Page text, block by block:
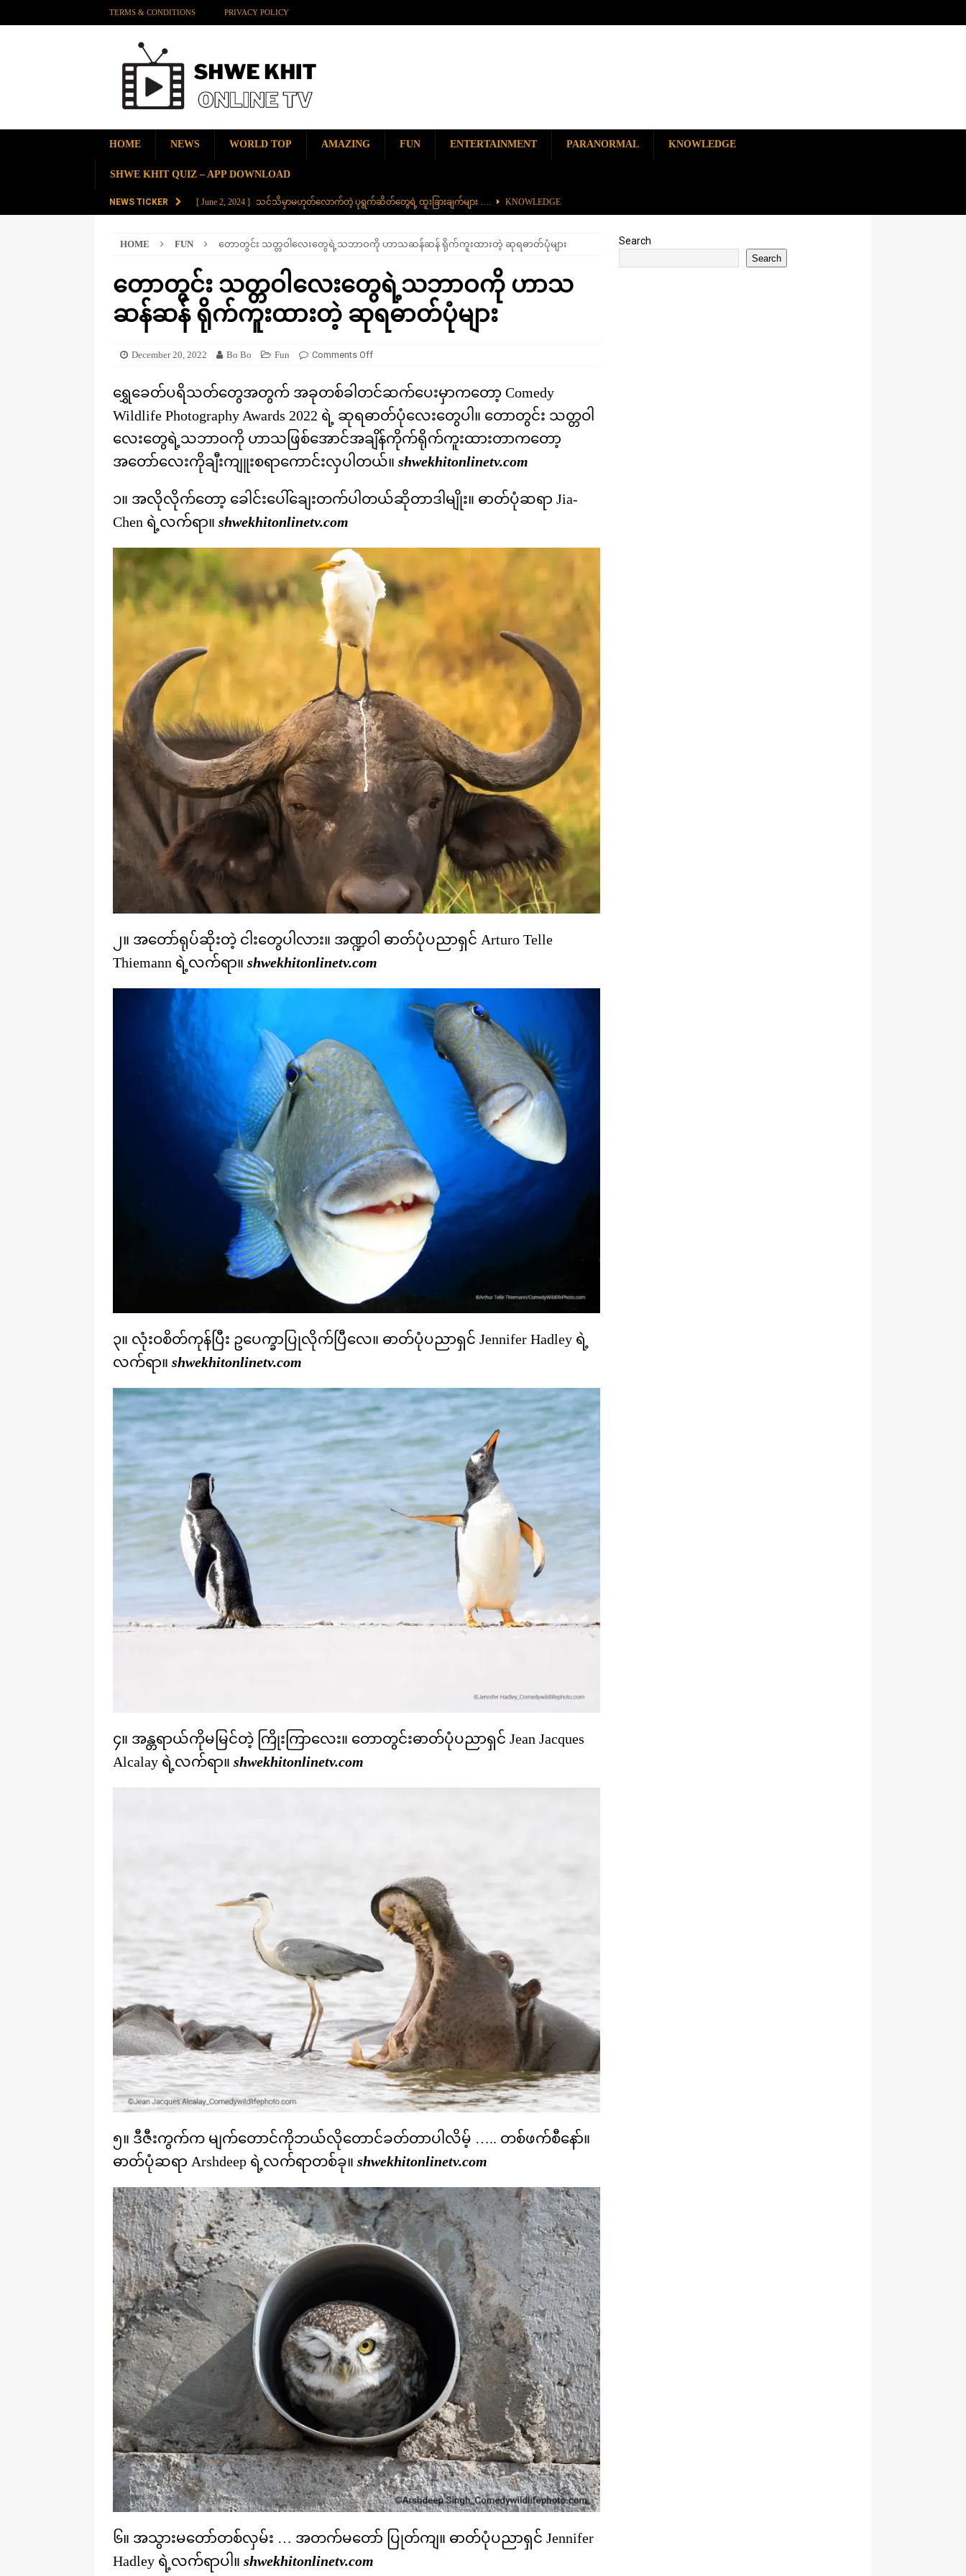
TERMS & CONDITIONS PRIVACY POLICY
HOME NEWS WORLD TOP AMAZING FUN ENTERTAINMENT PARANORMAL KNOWLEDGE
SHWE KHIT QUIZ – APP DOWNLOAD
NEWS TICKER [ June 2, 2024 ] သင်သိမှာမဟုတ်လောက်တဲ့ ပုရွက်ဆိတ်တွေရဲ့ ထူးခြားချက်များ …. KNOWLEDGE
[ November 28, 2023 ] ကမ္ဘာပေါ်မှာ တစ်ခုတည်းရှိတဲ့ စိတ်ကူးယဉ်ဆန်ဆန် ရေအောက်ပန်းခြံ
[ November 28, 2023 ] တွဲပေါင်း (၆၀၀) ကျော်နဲ့ ကမ္ဘာ့အရှည်ဆုံး မီးရထားကြီး KNOWLEDGE
[ August 20, 2025 ] ဒိုင်နိုဆောတွေကို မျိုးတုံးစေခဲ့တဲ့ ဥက္ကာခဲကြီးရဲ့ အဖျက်စွမ်းအား ဘယ်လောက်ရှိခဲ့လဲ
KNOWLEDGE
HOME FUN တောတွင်း သတ္တဝါလေးတွေရဲ့သဘာဝကို ဟာသဆန်ဆန် ရိုက်ကူးထားတဲ့ ဆုရဓာတ်ပုံများ
တောတွင်း သတ္တဝါလေးတွေရဲ့သဘာဝကို ဟာသ
ဆန်ဆန် ရိုက်ကူးထားတဲ့ ဆုရဓာတ်ပုံများ
December 20, 2022 Bo Bo Fun Comments Off
ရွှေခေတ်ပရိသတ်တွေအတွက် အခုတစ်ခါတင်ဆက်ပေးမှာကတော့ Comedy
Wildlife Photography Awards 2022 ရဲ့ ဆုရဓာတ်ပုံလေးတွေပါ။ တောတွင်း သတ္တဝါ
လေးတွေရဲ့သဘာဝကို ဟာသဖြစ်အောင်အချိန်ကိုက်ရိုက်ကူးထားတာကတော့
အတော်လေးကိုချီးကျူးစရာကောင်းလှပါတယ်။ shwekhitonlinetv.com
၁။ အလိုလိုက်တော့ ခေါင်းပေါ်ချေးတက်ပါတယ်ဆိုတာဒါမျိုး။ ဓာတ်ပုံဆရာ Jia-
Chen ရဲ့လက်ရာ။ shwekhitonlinetv.com
၂။ အတော်ရုပ်ဆိုးတဲ့ ငါးတွေပါလား။ အဏ္ဍဝါ ဓာတ်ပုံပညာရှင် Arturo Telle
Thiemann ရဲ့လက်ရာ။ shwekhitonlinetv.com
၃။ လုံးဝစိတ်ကုန်ပြီး ဥပေက္ခာပြုလိုက်ပြီလေ။ ဓာတ်ပုံပညာရှင် Jennifer Hadley ရဲ့
လက်ရာ။ shwekhitonlinetv.com
၄။ အန္တရာယ်ကိုမမြင်တဲ့ ကြိုးကြာလေး။ တောတွင်းဓာတ်ပုံပညာရှင် Jean Jacques
Alcalay ရဲ့လက်ရာ။ shwekhitonlinetv.com
၅။ ဒီဇီးကွက်က မျက်တောင်ကိုဘယ်လိုတောင်ခတ်တာပါလိမ့် ….. တစ်ဖက်စီနော်။
ဓာတ်ပုံဆရာ Arshdeep ရဲ့လက်ရာတစ်ခု။ shwekhitonlinetv.com
၆။ အသွားမတော်တစ်လှမ်း … အတက်မတော် ပြုတ်ကျ။ ဓာတ်ပုံပညာရှင် Jennifer
Hadley ရဲ့လက်ရာပါ။ shwekhitonlinetv.com
Search
Search